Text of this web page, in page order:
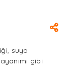
suya
gibi